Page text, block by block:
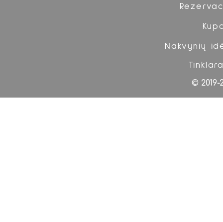
Nakvynių
©